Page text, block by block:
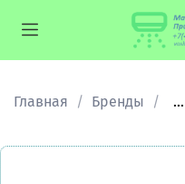
Главная Бренды ...